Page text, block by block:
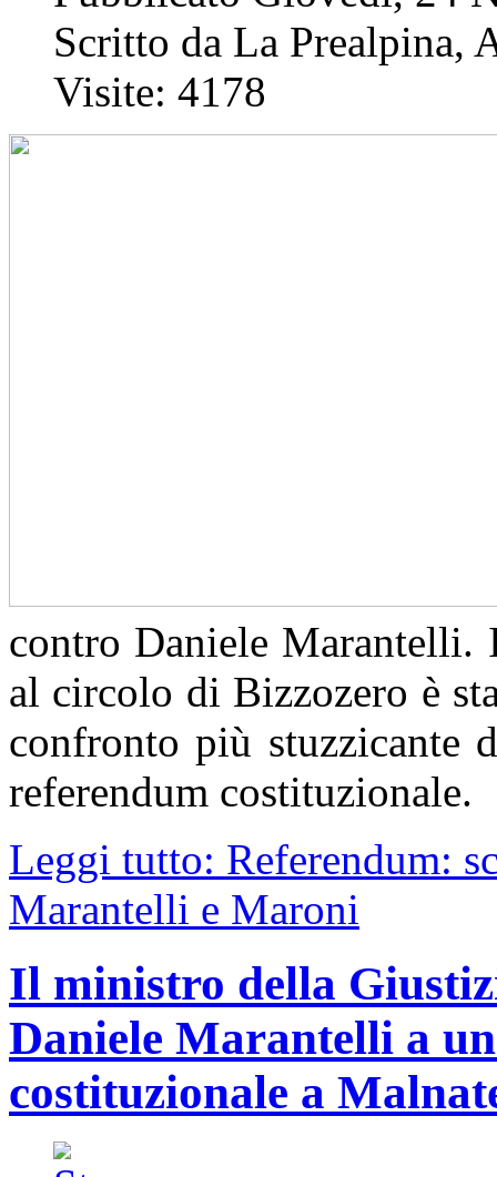
Scritto da La Prealpina,
Visite: 4178
contro Daniele Marantelli.
al circolo di Bizzozero è
confronto più stuzzicante
referendum costituzionale.
Leggi tutto: Referendum:
Marantelli e Maroni
Il ministro della
Daniele Marantelli a
costituzionale a